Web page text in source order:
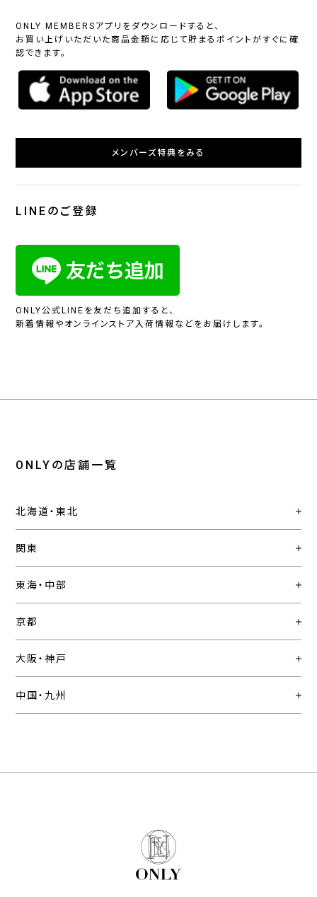
ONLY MEMBERSアプリをダウンロードすると、
お買い上げいただいた商品金額に応じて貯まるポイントがすぐに確
認できます。
メンバーズ特典をみる
LINEのご登録
ONLY公式LINEを友だち追加すると、
新着情報やオンラインストア入荷情報などをお届けします。
ONLYの店舗一覧
北海道・東北
関東
東海・中部
京都
大阪・神戸
中国・九州